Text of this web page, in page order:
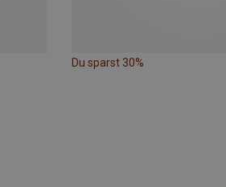
Du sparst 30%